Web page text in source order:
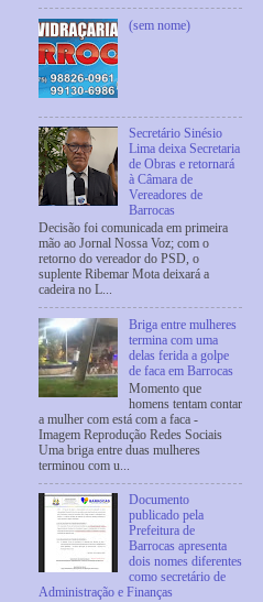
(sem nome)
Secretário Sinésio
Lima deixa Secretaria
de Obras e retornará
à Câmara de
Vereadores de
Barrocas
Decisão foi comunicada em primeira
mão ao Jornal Nossa Voz; com o
retorno do vereador do PSD, o
suplente Ribemar Mota deixará a
cadeira no L...
Briga entre mulheres
termina com uma
delas ferida a golpe
de faca em Barrocas
Momento que
homens tentam contar
a mulher com está com a faca -
Imagem Reprodução Redes Sociais
Uma briga entre duas mulheres
terminou com u...
Documento
publicado pela
Prefeitura de
Barrocas apresenta
dois nomes diferentes
como secretário de
Administração e Finanças